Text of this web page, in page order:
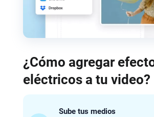
¿Cómo agregar
eléctricos a tu video?
Sube tus medios